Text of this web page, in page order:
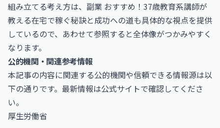
組み立てる考え方は、 副業 おすすめ！37歳教育系講師が
教える在宅で稼ぐ秘訣と成功への道も具体的な視点を提供
しているので、あわせて参照すると全体像がつかみやすく
なります。
公的機関・関連参考情報
本記事の内容に関連する公的機関や信頼できる情報源は以
下の通りです。最新情報は公式サイトで確認してくださ
い。
厚生労働省